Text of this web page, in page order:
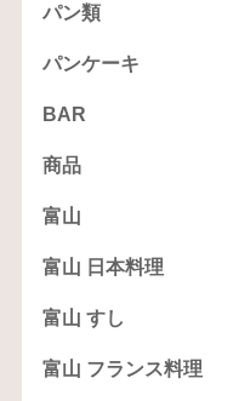
パン類
パンケーキ
BAR
商品
富山
富山 日本料理
富山 すし
富山 フランス料理